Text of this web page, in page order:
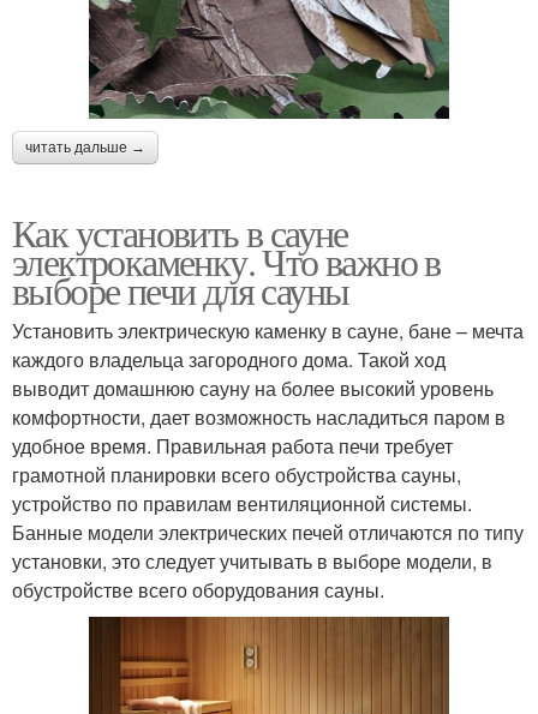
читать дальше →
Как установить в сауне
электрокаменку. Что важно в
выборе печи для сауны
Установить электрическую каменку в сауне, бане – мечта
каждого владельца загородного дома. Такой ход
выводит домашнюю сауну на более высокий уровень
комфортности, дает возможность насладиться паром в
удобное время. Правильная работа печи требует
грамотной планировки всего обустройства сауны,
устройство по правилам вентиляционной системы.
Банные модели электрических печей отличаются по типу
установки, это следует учитывать в выборе модели, в
обустройстве всего оборудования сауны.